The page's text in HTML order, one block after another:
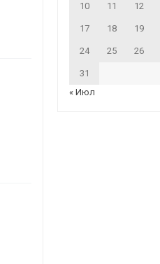
10 11 12
17 18 19
24 25 26
31
« Июл